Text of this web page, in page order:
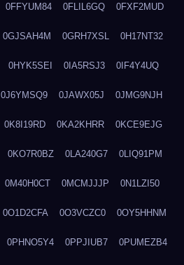
0FFYUM84 0FLIL6GQ 0FXF2MUD
0GJSAH4M 0GRH7XSL 0H17NT32
0HYK5SEI 0IA5RSJ3 0IF4Y4UQ
0J6YMSQ9 0JAWX05J 0JMG9NJH
0K8I19RD 0KA2KHRR 0KCE9EJG
0KO7R0BZ 0LA240G7 0LIQ91PM
0M40H0CT 0MCMJJJP 0N1LZI50
0O1D2CFA 0O3VCZC0 0OY5HHNM
0PHNO5Y4 0PPJIUB7 0PUMEZB4